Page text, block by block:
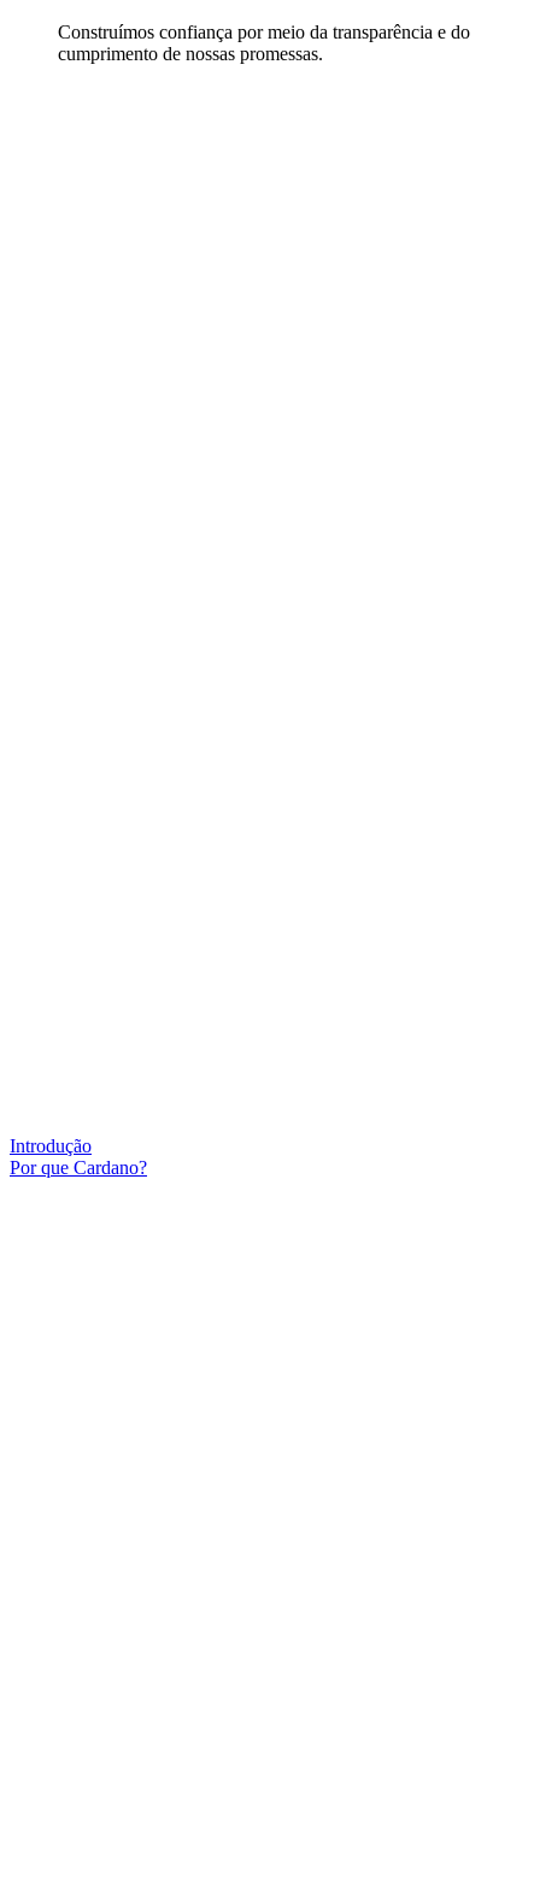
Construímos confiança por meio da transparência e do
cumprimento de nossas promessas.
Introdução
Por que Cardano?